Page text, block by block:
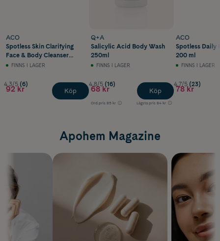
ACO
Spotless Skin Clarifying
Face & Body Cleanser
200 ml
FINNS I LAGER
4.3/5 (6)
92 kr Köp
Q+A
Salicylic Acid Body Wash
250ml
FINNS I LAGER
4.8/5 (16)
68 kr
Ord.pris 85 kr Lägsta pris 84 kr
Köp
ACO
Spotless Daily
200 ml
FINNS I LAGER
4.7/5 (23)
78 kr
Apohem Magazine